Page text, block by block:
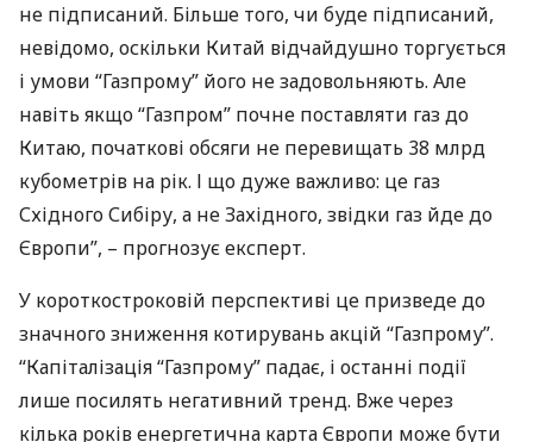
не підписаний. Більше того, чи буде підписаний,
невідомо, оскільки Китай відчайдушно торгується
і умови “Газпрому” його не задовольняють. Але
навіть якщо “Газпром” почне поставляти газ до
Китаю, початкові обсяги не перевищать 38 млрд
кубометрів на рік. І що дуже важливо: це газ
Східного Сибіру, а не Західного, звідки газ йде до
Європи”, – прогнозує експерт.
У короткостроковій перспективі це призведе до
значного зниження котирувань акцій “Газпрому”.
“Капіталізація “Газпрому” падає, і останні події
лише посилять негативний тренд. Вже через
кілька років енергетична карта Європи може бути